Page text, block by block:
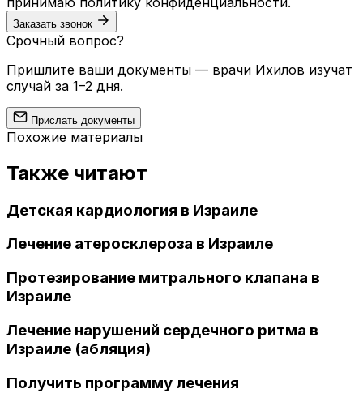
Заказать звонок
Срочный вопрос?
Пришлите ваши документы — врачи Ихилов изучат
случай за 1–2 дня.
Прислать документы
Похожие материалы
Также читают
Детская кардиология в Израиле
Лечение атеросклероза в Израиле
Протезирование митрального клапана в
Израиле
Лечение нарушений сердечного ритма в
Израиле (абляция)
Получить программу лечения